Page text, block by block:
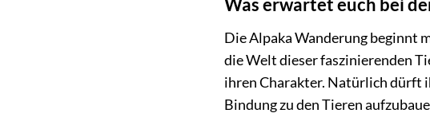
Was erwartet euch bei
Die Alpaka Wanderung beginnt
die Welt dieser faszinierenden
ihren Charakter. Natürlich dürft
Bindung zu den Tieren